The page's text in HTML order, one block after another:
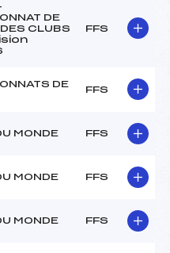
DE
CLUBS
FFS
DE
FFS
MONDE FFS
MONDE FFS
MONDE FFS